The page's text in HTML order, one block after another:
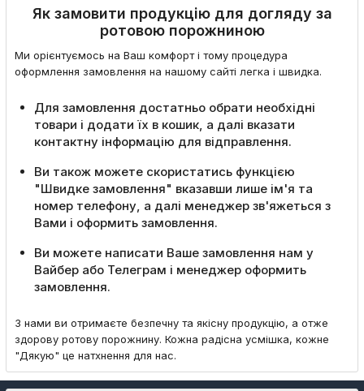
Як замовити продукцію для догляду за
ротовою порожниною
Ми орієнтуємось на Ваш комфорт і тому процедура
оформлення замовлення на нашому сайті легка і швидка.
Для замовлення достатньо обрати необхідні
товари і додати їх в кошик, а далі вказати
контактну інформацію для відправлення.
Ви також можете скористатись функцією
"Швидке замовлення" вказавши лише ім'я та
номер телефону, а далі менеджер зв'яжеться з
Вами і оформить замовлення.
Ви можете написати Ваше замовлення нам у
Вайбер або Телеграм і менеджер оформить
замовлення.
З нами ви отримаєте безпечну та якісну продукцію, а отже
здорову ротову порожнину. Кожна радісна усмішка, кожне
"Дякую" це натхнення для нас.